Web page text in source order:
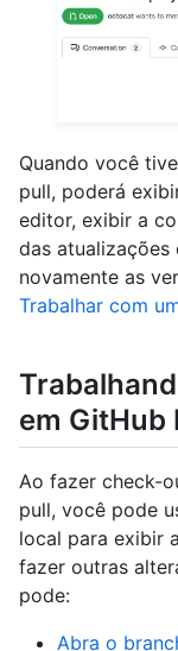
Quando você
pull, poderá
editor, exibir a
das
novamente as
Trabalhar com
em GitHub
Ao fazer check-
pull, você pode
local para exibir
fazer outras
pode:
Abra o